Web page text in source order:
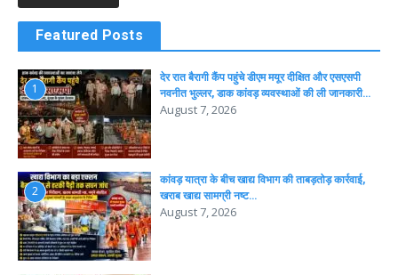
Featured Posts
1
देर रात बैरागी कैंप पहुंचे डीएम मयूर दीक्षित और एसएसपी
नवनीत भुल्लर, डाक कांवड़ व्यवस्थाओं की ली जानकारी…
August 7, 2026
2
कांवड़ यात्रा के बीच खाद्य विभाग की ताबड़तोड़ कार्रवाई,
खराब खाद्य सामग्री नष्ट…
August 7, 2026